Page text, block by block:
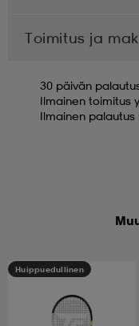
Toimitus ja
30 päivän
Ilmainen toimitus
Ilmainen palautus
Huippuedullinen